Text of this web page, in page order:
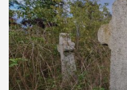
найстарішу частину
хрести, не схожі на хрести у